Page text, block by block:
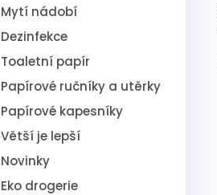
Mytí nádobí
Dezinfekce
Toaletní papír
Papírové ručníky a utěrky
Papírové kapesníky
Větší je lepší
Novinky
Eko drogerie